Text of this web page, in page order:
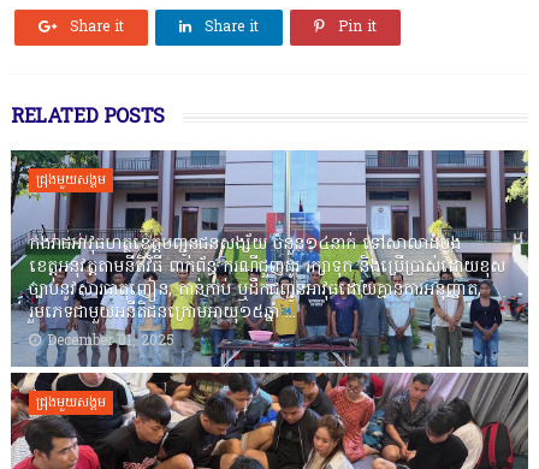
Share it Share it Pin it
RELATED POSTS
ជ្រុងមួយសង្គម
កងរាជឣាវុធហត្ថខេត្តបញ្ជូនជនសង្ស័យ ចំនួន១៤នាក់ ទៅសាលាដំបូង
ខេត្តឣនុវត្តតាមនីតិវិធី ពាក់ព័ន្ធ ករណីជួញដូរ រក្សាទុក និងប្រើប្រាស់ដោយខុស
ច្បាប់នូវសារធាតុញៀន, កាន់កាប់ ឬដឹកជញ្ជូនអាវុធដោយគ្មានការអនុញ្ញាត,
រួមភេទជាមួយអនីតិជនក្រោមអាយុ១៥ឆ្នាំ ...
December 01, 2025
ជ្រុងមួយសង្គម